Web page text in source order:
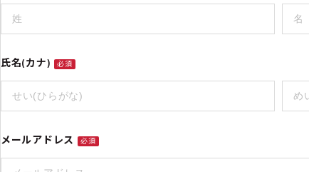
氏名(カナ) 必須
メールアドレス 必須